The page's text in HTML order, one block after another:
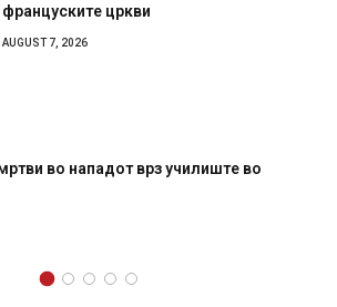
француските цркви
AUGUST 7, 2026
повеќе им веруваат на